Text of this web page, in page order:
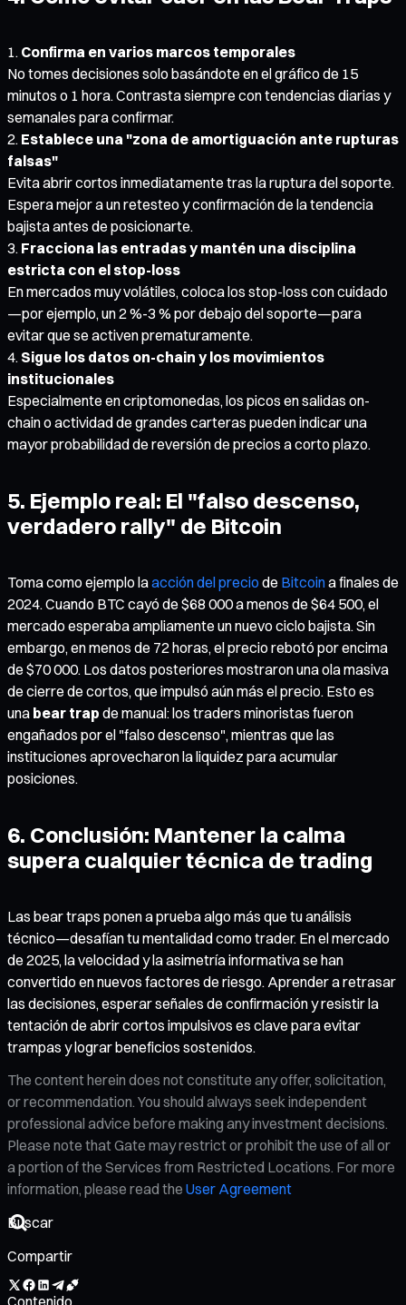
Confirma en varios marcos temporales
No tomes decisiones solo basándote en el gráfico de 15
minutos o 1 hora. Contrasta siempre con tendencias diarias y
semanales para confirmar.
Establece una "zona de amortiguación ante rupturas
falsas"
Evita abrir cortos inmediatamente tras la ruptura del soporte.
Espera mejor a un retesteo y confirmación de la tendencia
bajista antes de posicionarte.
Fracciona las entradas y mantén una disciplina
estricta con el stop-loss
En mercados muy volátiles, coloca los stop-loss con cuidado
—por ejemplo, un 2 %-3 % por debajo del soporte—para
evitar que se activen prematuramente.
Sigue los datos on-chain y los movimientos
institucionales
Especialmente en criptomonedas, los picos en salidas on-
chain o actividad de grandes carteras pueden indicar una
mayor probabilidad de reversión de precios a corto plazo.
5. Ejemplo real: El "falso descenso,
verdadero rally" de Bitcoin
Toma como ejemplo laacción del preciode Bitcoina finales de
2024. Cuando BTC cayó de $68 000 a menos de $64 500, el
mercado esperaba ampliamente un nuevo ciclo bajista. Sin
embargo, en menos de 72 horas, el precio rebotó por encima
de $70 000. Los datos posteriores mostraron una ola masiva
de cierre de cortos, que impulsó aún más el precio. Esto es
una bear trap de manual: los traders minoristas fueron
engañados por el "falso descenso", mientras que las
instituciones aprovecharon la liquidez para acumular
posiciones.
6. Conclusión: Mantener la calma
supera cualquier técnica de trading
Las bear traps ponen a prueba algo más que tu análisis
técnico—desafían tu mentalidad como trader. En el mercado
de 2025, la velocidad y la asimetría informativa se han
convertido en nuevos factores de riesgo. Aprender a retrasar
las decisiones, esperar señales de confirmación y resistir la
tentación de abrir cortos impulsivos es clave para evitar
trampas y lograr beneficios sostenidos.
The content herein does not constitute any offer, solicitation,
or recommendation. You should always seek independent
professional advice before making any investment decisions.
Please note that Gate may restrict or prohibit the use of all or
a portion of the Services from Restricted Locations. For more
information, please read the User Agreement
Compartir
Contenido